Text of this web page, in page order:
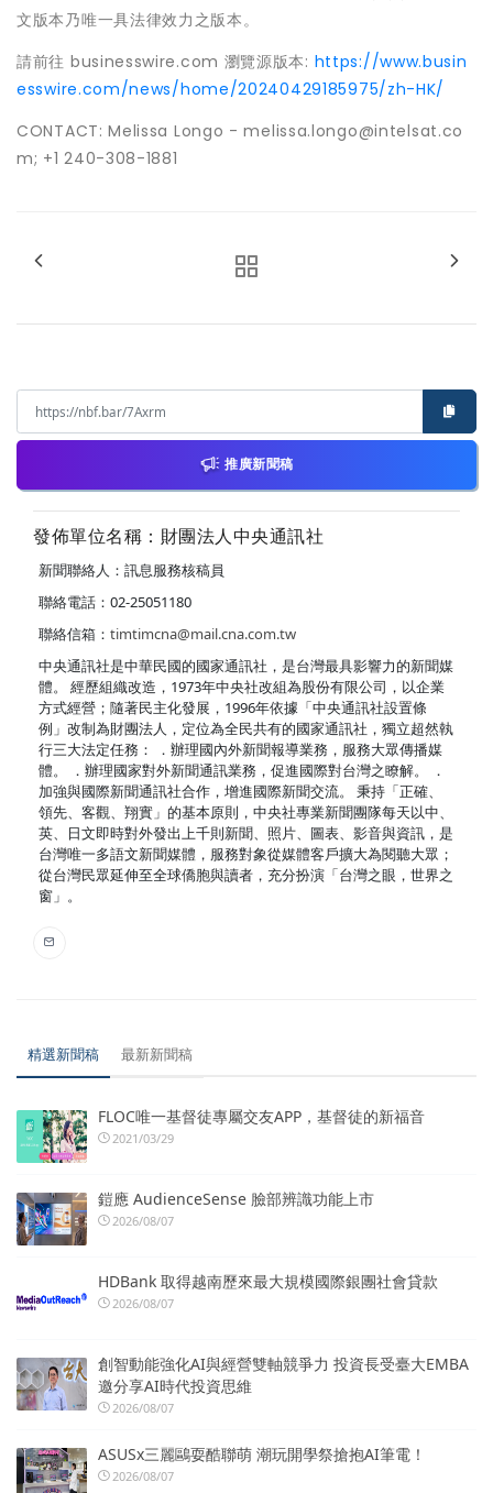
文版本乃唯一具法律效力之版本。
請前往 businesswire.com 瀏覽源版本: https://www.busin
esswire.com/news/home/20240429185975/zh-HK/
CONTACT: Melissa Longo - melissa.longo@intelsat.co
m; +1 240-308-1881
推廣新聞稿
發佈單位名稱：財團法人中央通訊社
新聞聯絡人：訊息服務核稿員
聯絡電話：02-25051180
聯絡信箱： timtimcna@mail.cna.com.tw
中央通訊社是中華民國的國家通訊社，是台灣最具影響力的新聞媒
體。 經歷組織改造，1973年中央社改組為股份有限公司，以企業
方式經營；隨著民主化發展，1996年依據「中央通訊社設置條
例」改制為財團法人，定位為全民共有的國家通訊社，獨立超然執
行三大法定任務： ．辦理國內外新聞報導業務，服務大眾傳播媒
體。 ．辦理國家對外新聞通訊業務，促進國際對台灣之瞭解。 ．
加強與國際新聞通訊社合作，增進國際新聞交流。 秉持「正確、
領先、客觀、翔實」的基本原則，中央社專業新聞團隊每天以中、
英、日文即時對外發出上千則新聞、照片、圖表、影音與資訊，是
台灣唯一多語文新聞媒體，服務對象從媒體客戶擴大為閱聽大眾；
從台灣民眾延伸至全球僑胞與讀者，充分扮演「台灣之眼，世界之
窗」。
精選新聞稿 最新新聞稿
FLOC唯一基督徒專屬交友APP，基督徒的新福音
2021/03/29
鎧應 AudienceSense 臉部辨識功能上市
2026/08/07
HDBank 取得越南歷來最大規模國際銀團社會貸款
2026/08/07
創智動能強化AI與經營雙軸競爭力 投資長受臺大EMBA
邀分享AI時代投資思維
2026/08/07
ASUSx三麗鷗耍酷聯萌 潮玩開學祭搶抱AI筆電！
2026/08/07